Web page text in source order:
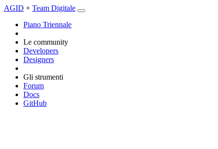
AGID + Team Digitale
Piano Triennale
Le community
Developers
Designers
Gli strumenti
Forum
Docs
GitHub